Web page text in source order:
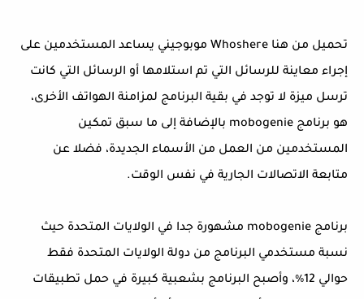
تحميل من هنا Whoshere موبوجيني يساعد المستخدمين على
إجراء معاينة للرسائل التي تم استلامها أو الرسائل التي كانت
ترسل ميزة لا توجد في بقية البرنامج لمزامنة الهواتف الأخرى،
هو برنامج mobogenie بالإضافة إلى ما سبق تمكين
المستخدمين من العمل من الأسماء الجديدة، فضلا عن
متابعة الاتصالات الجارية في نفس الوقت.
برنامج mobogenie مشهورة جدا في الولايات المتحدة حيث
نسبة مستخدمي البرنامج من دولة الولايات المتحدة فقط
حوالي 12٪، وأصبح البرنامج بشعبية كبيرة في حمل تطبيقات